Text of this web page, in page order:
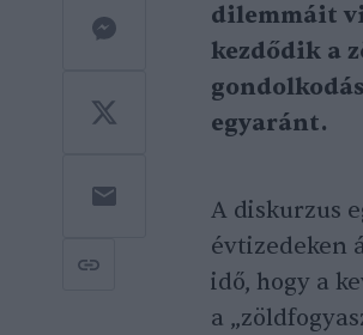
dilemmáit
kezdődik a
egyaránt.
A diskurzus
évtizedeken
idő, hogy a
a